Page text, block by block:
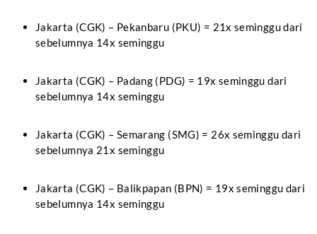
Jakarta (CGK) – Pekanbaru (PKU) = 21x seminggu dari
sebelumnya 14x seminggu
Jakarta (CGK) – Padang (PDG) = 19x seminggu dari
sebelumnya 14x seminggu
Jakarta (CGK) – Semarang (SMG) = 26x seminggu dari
sebelumnya 21x seminggu
Jakarta (CGK) – Balikpapan (BPN) = 19x seminggu dari
sebelumnya 14x seminggu